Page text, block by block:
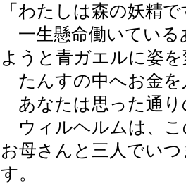
「わたしは森の妖精
一生懸命働いている
ようと青ガエルに姿
たんすの中へお金を
あなたは思った通り
ウィルヘルムは、こ
お母さんと三人でい
す。